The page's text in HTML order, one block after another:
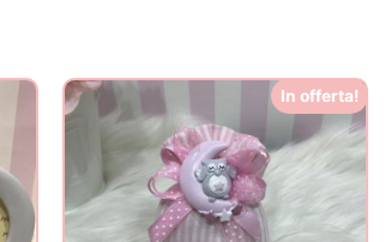
In offerta!